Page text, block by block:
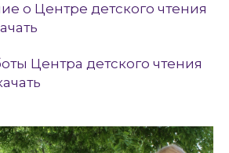
о Центре детского чтения
Центра детского чтения